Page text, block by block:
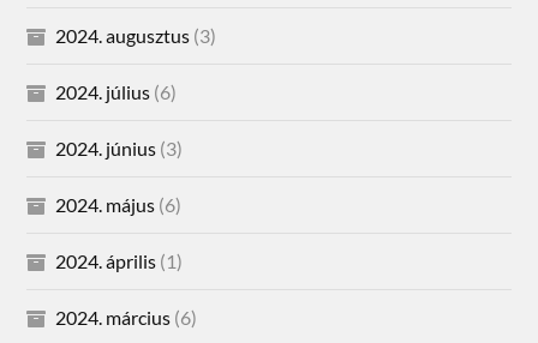
2024. augusztus (3)
2024. július (6)
2024. június (3)
2024. május (6)
2024. április (1)
2024. március (6)